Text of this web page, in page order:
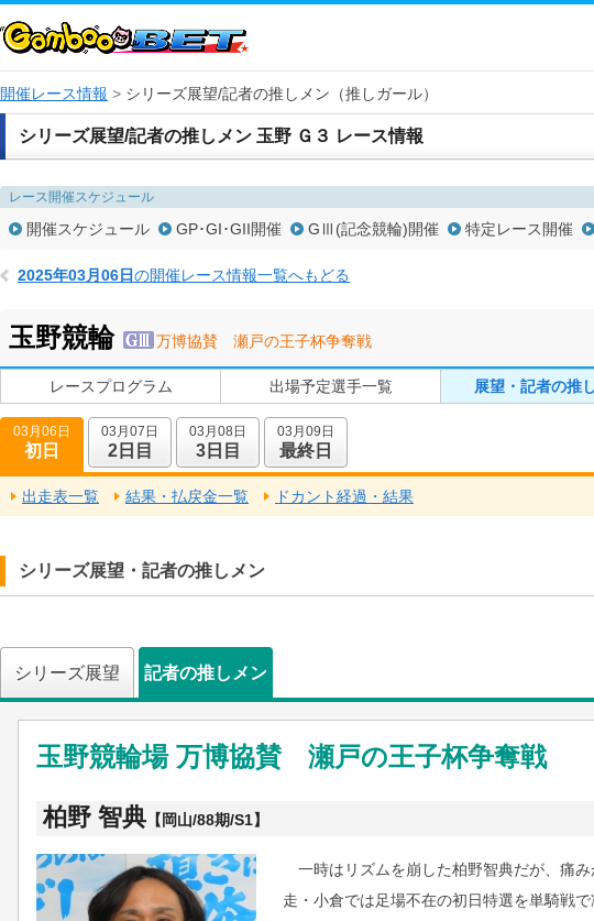
開催レース情報 シリーズ展望/記者の推しメン（推しガール）
シリーズ展望/記者の推しメン 玉野 Ｇ３ レース情報
レース開催スケジュール
開催スケジュール GP･GI･GII開催 GⅢ(記念競輪)開催 特定レース開催
2025年03月06日の開催レース情報一覧へもどる
玉野競輪 万博協賛 瀬戸の王子杯争奪戦
レースプログラム 出場予定選手一覧 展望・記者の推
03月06日
初日
出走表一覧 結果・払戻金一覧 ドカント経過・結果
03月07日
2日目
03月08日
3日目
03月09日
最終日
シリーズ展望・記者の推しメン
シリーズ展望 記者の推しメン
玉野競輪場 万博協賛 瀬戸の王子杯争奪戦
柏野 智典 【岡山/88期/S1】
一時はリズムを崩した柏野智典だが、痛
走・小倉では足場不在の初日特選を単騎戦